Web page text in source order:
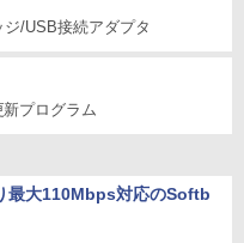
/USB接続アダプタ
プログラム
最大110Mbps対応のSoftb